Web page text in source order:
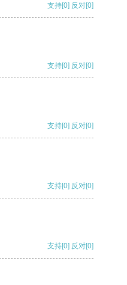
支持[0] 反对[0]
支持[0] 反对[0]
支持[0] 反对[0]
支持[0] 反对[0]
支持[0] 反对[0]